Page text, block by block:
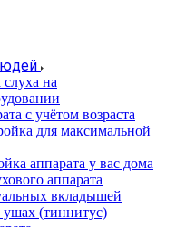
слуха на
с учётом возраста
для максимальной
аппарата у вас дома
аппарата
вкладышей
(тиннитус)